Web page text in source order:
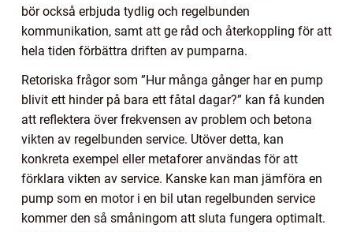
bör också erbjuda tydlig och regelbunden
kommunikation, samt att ge råd och återkoppling för att
hela tiden förbättra driften av pumparna.
Retoriska frågor som ”Hur många gånger har en pump
blivit ett hinder på bara ett fåtal dagar?” kan få kunden
att reflektera över frekvensen av problem och betona
vikten av regelbunden service. Utöver detta, kan
konkreta exempel eller metaforer användas för att
förklara vikten av service. Kanske kan man jämföra en
pump som en motor i en bil utan regelbunden service
kommer den så småningom att sluta fungera optimalt.